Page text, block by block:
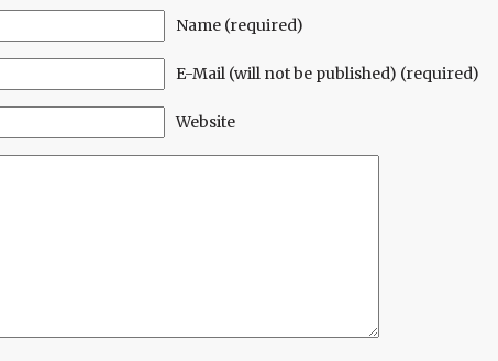
Name (required)
E-Mail (will not be published) (required)
Website